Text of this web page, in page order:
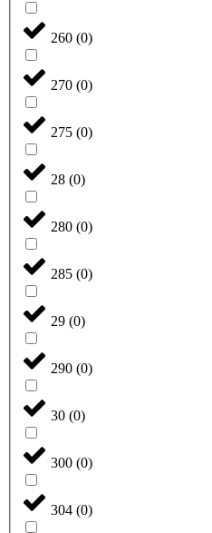
260 (0)
270 (0)
275 (0)
28 (0)
280 (0)
285 (0)
29 (0)
290 (0)
30 (0)
300 (0)
304 (0)